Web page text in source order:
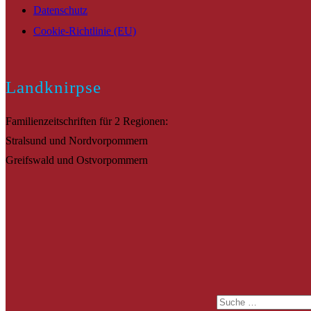
Datenschutz
Cookie-Richtlinie (EU)
Landknirpse
Familienzeitschriften für 2 Regionen:
Stralsund und Nordvorpommern
Greifswald und Ostvorpommern